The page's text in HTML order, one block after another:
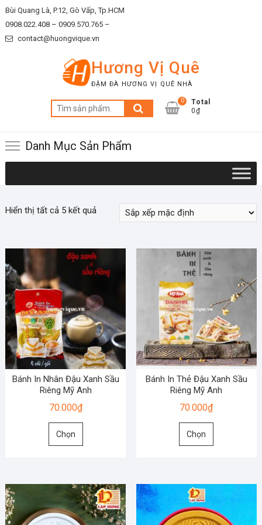
Skip
to
content
Bùi Quang Là, P.12, Gò Vấp, Tp.HCM
0908.022.408 – 0909.570.765 –
contact@huongvique.vn
Hương Vị Quê
ĐẬM ĐÀ HƯƠNG VỊ QUÊ NHÀ
Tìm
kiếm:
0
Total
0₫
Danh Mục Sản Phẩm
Hiển thị tất cả 5 kết quả
Bánh In Nhân Đậu Xanh Sầu
Riêng Mỹ Anh
70.000₫
Chọn
Sản
nhiều
biến
thể.
Bánh In Thẻ Đậu Xanh Sầu
Riêng Mỹ Anh
70.000₫
Chọn
Sản
nhiều
thể.